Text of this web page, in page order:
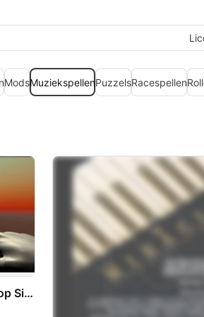
ModsMuziekspellenPuzzelsRacespellen
New Scuffed Epic Bhop Simulator 2023 Pog Champ